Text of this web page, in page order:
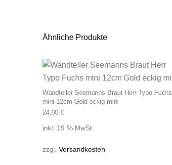
Ähnliche Produkte
Wandteller Seemanns Braut Herr Typo Fuchs
mini 12cm Gold eckig mini
24,00 €
inkl. 19 % MwSt.
zzgl. Versandkosten